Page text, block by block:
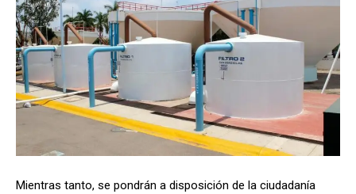
Mientras tanto, se pondrán a disposición de la ciudadanía